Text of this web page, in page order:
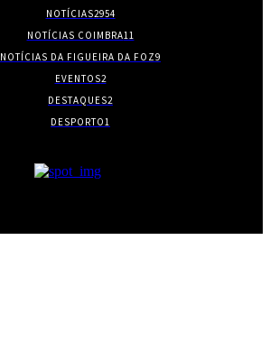
NOTÍCIAS2954
NOTÍCIAS COIMBRA11
NOTÍCIAS DA FIGUEIRA DA FOZ9
EVENTOS2
DESTAQUES2
DESPORTO1